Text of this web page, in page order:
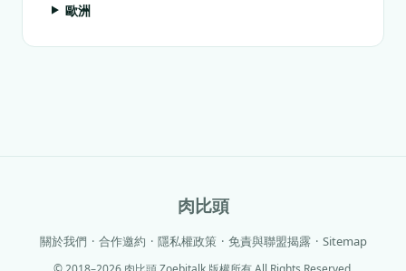
歐洲
肉比頭
關於我們 · 合作邀約 · 隱私權政策 · 免責與聯盟揭露 · Sitemap